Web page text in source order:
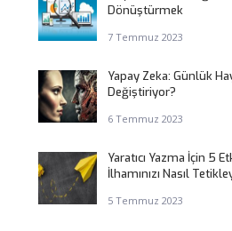
Dönüştürmek
7 Temmuz 2023
Yapay Zeka: Günlük
Değiştiriyor?
6 Temmuz 2023
Yaratıcı Yazma İçin 5
İlhamınızı Nasıl
5 Temmuz 2023